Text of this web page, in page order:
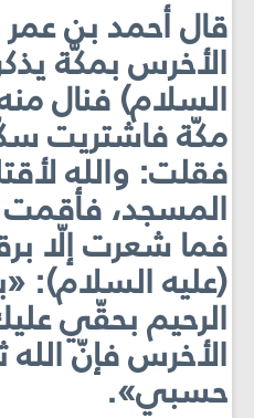
قال أحمد بن
الأخرس بمكّة
السلام) فنال
مكّة فاشتريت
فقلت: والله
المسجد،
فما شعرت إلّا
(عليه السلام):
الرحيم بحقّي
الأخرس فإنّ
حسبي».